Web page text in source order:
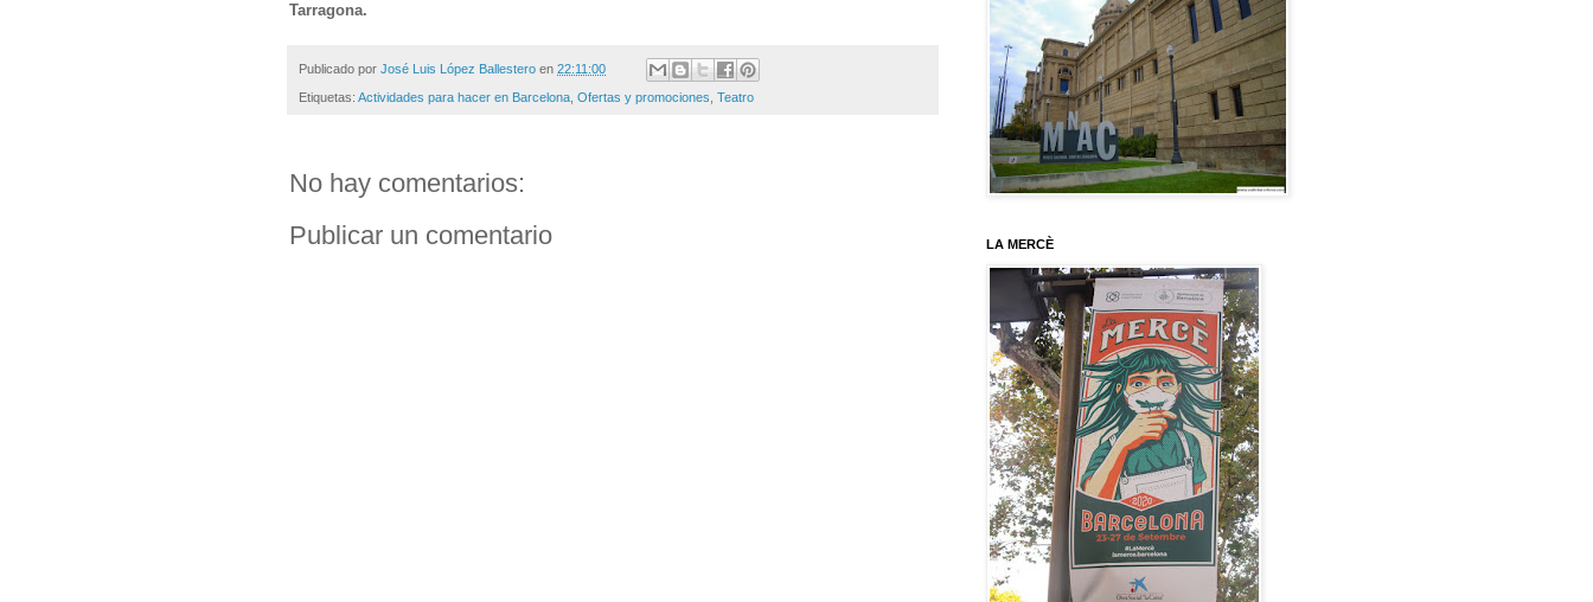
Tarragona.
Publicado por José Luis López Ballestero en 22:11:00
Etiquetas: Actividades para hacer en Barcelona Ofertas y promociones Teatro
No hay comentarios:
Publicar un comentario
LA MERCÈ